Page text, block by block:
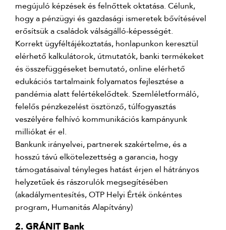
megújuló képzések és felnőttek oktatása. Célunk,
hogy a pénzügyi és gazdasági ismeretek bővítésével
erősítsük a családok válságálló-képességét.
Korrekt ügyféltájékoztatás, honlapunkon keresztül
elérhető kalkulátorok, útmutatók, banki termékeket
és összefüggéseket bemutató, online elérhető
edukációs tartalmaink folyamatos fejlesztése a
pandémia alatt felértékelődtek. Szemléletformáló,
felelős pénzkezelést ösztönző, túlfogyasztás
veszélyére felhívó kommunikációs kampányunk
milliókat ér el.
Bankunk irányelvei, partnerek szakértelme, és a
hosszú távú elkötelezettség a garancia, hogy
támogatásaival tényleges hatást érjen el hátrányos
helyzetűek és rászorulók megsegítésében
(akadálymentesítés, OTP Helyi Érték önkéntes
program, Humanitás Alapítvány)
2. GRÁNIT Bank